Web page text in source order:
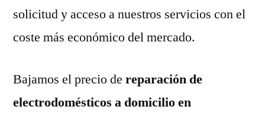
solicitud y acceso a nuestros servicios con el
coste más económico del mercado.
Bajamos el precio de reparación de
electrodomésticos a domicilio en